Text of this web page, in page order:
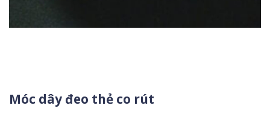
Móc dây đeo thẻ co rút